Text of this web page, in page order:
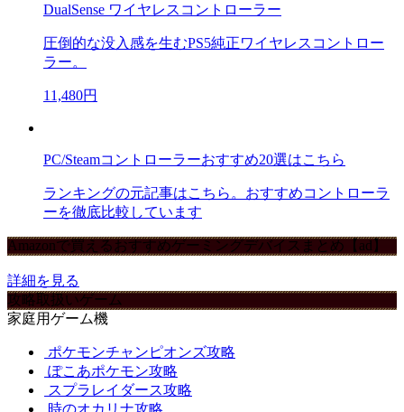
DualSense ワイヤレスコントローラー
圧倒的な没入感を生むPS5純正ワイヤレスコントロー
ラー。
11,480円
PC/Steamコントローラーおすすめ20選はこちら
ランキングの元記事はこちら。おすすめコントローラ
ーを徹底比較しています
Amazonで買えるおすすめゲーミングデバイスまとめ【ad】
詳細を見る
攻略取扱いゲーム
家庭用ゲーム機
ポケモンチャンピオンズ攻略
ぽこあポケモン攻略
スプラレイダース攻略
時のオカリナ攻略